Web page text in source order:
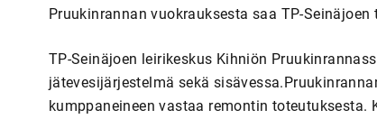
Pruukinrannan vuokrauksesta saa TP-
TP-Seinäjoen leirikeskus Kihniön
jätevesijärjestelmä sekä
kumppaneineen vastaa remontin